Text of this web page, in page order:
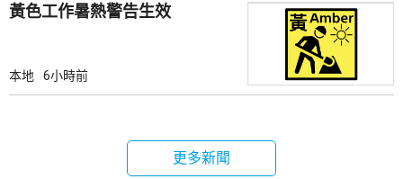
黃色工作暑熱警告生效
本地 6小時前
更多新聞